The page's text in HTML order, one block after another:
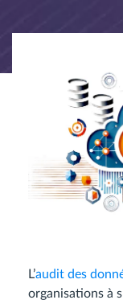
L’audit des
organisations à